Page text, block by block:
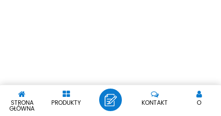
STRONA
GŁÓWNA
PRODUKTY O
KONTAKT